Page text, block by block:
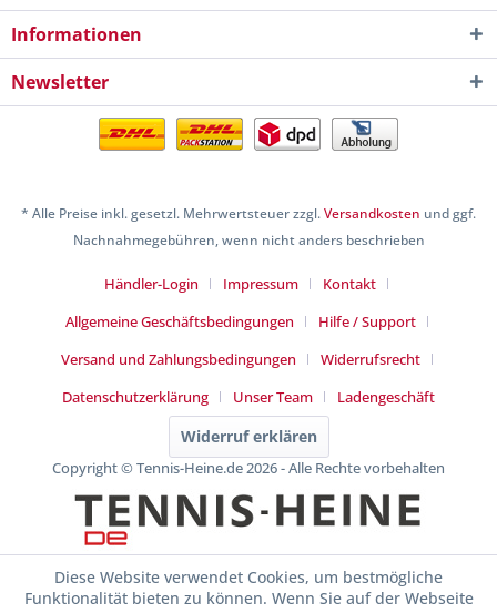
Informationen
Newsletter
* Alle Preise inkl. gesetzl. Mehrwertsteuer zzgl.Versandkosten und ggf.
Nachnahmegebühren, wenn nicht anders beschrieben
Händler-Login Impressum
Kontakt
Allgemeine Geschäftsbedingungen
Hilfe / Support
Versand und Zahlungsbedingungen
Widerrufsrecht
Datenschutzerklärung
Unser Team Ladengeschäft
Widerruf erklären
Copyright © Tennis-Heine.de 2026 - Alle Rechte vorbehalten
Diese Website verwendet Cookies, um bestmögliche
Funktionalität bieten zu können. Wenn Sie auf der Webseite